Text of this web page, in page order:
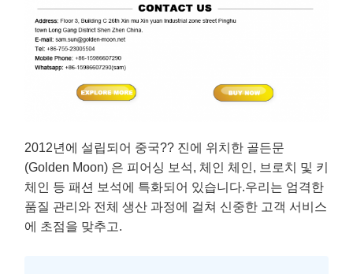
2012년에 설립되어 중국?? 진에 위치한 골든문
(Golden Moon) 은 피어싱 보석, 체인 체인, 브로치 및 키
체인 등 패션 보석에 특화되어 있습니다.우리는 엄격한
품질 관리와 전체 생산 과정에 걸쳐 신중한 고객 서비스
에 초점을 맞추고.